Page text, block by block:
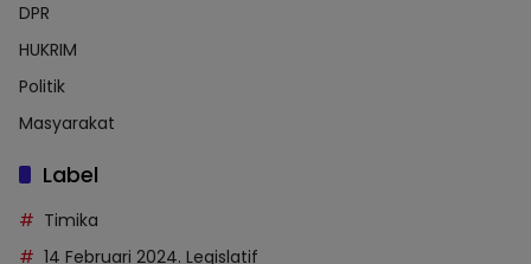
DPR
HUKRIM
Politik
Masyarakat
Label
Timika
14 Februari 2024. Legislatif